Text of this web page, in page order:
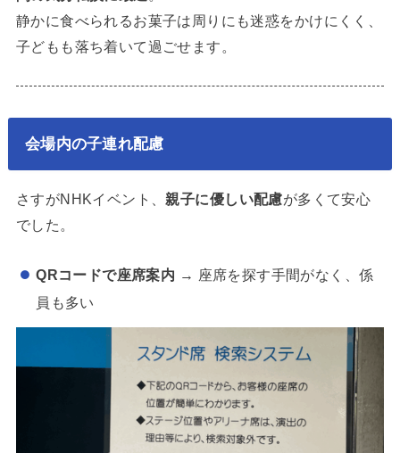
静かに食べられるお菓子は周りにも迷惑をかけにくく、
子どもも落ち着いて過ごせます。
会場内の子連れ配慮
さすがNHKイベント、親子に優しい配慮が多くて安心
でした。
QRコードで座席案内 → 座席を探す手間がなく、係
員も多い